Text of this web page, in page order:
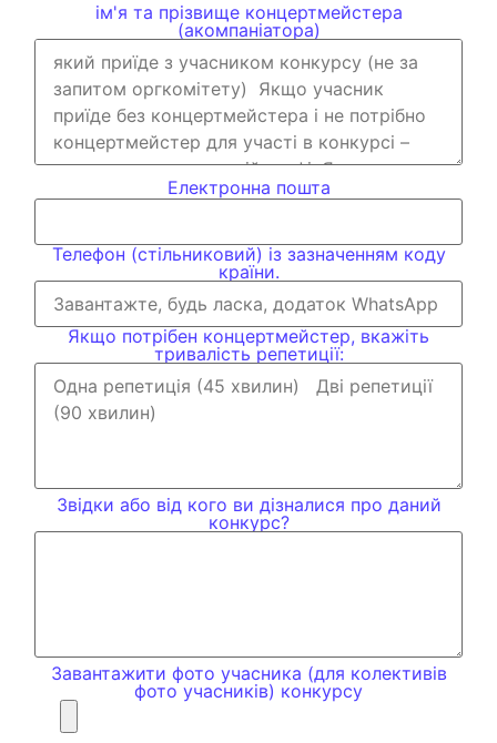
ім'я та прізвище концертмейстера
(акомпаніатора)
Електронна пошта
Телефон (стільниковий) із зазначенням коду
країни.
Якщо потрібен концертмейстер, вкажіть
тривалість репетиції:
Звідки або від кого ви дізналися про даний
конкурс?
Завантажити фото учасника (для колективів
фото учасників) конкурсу